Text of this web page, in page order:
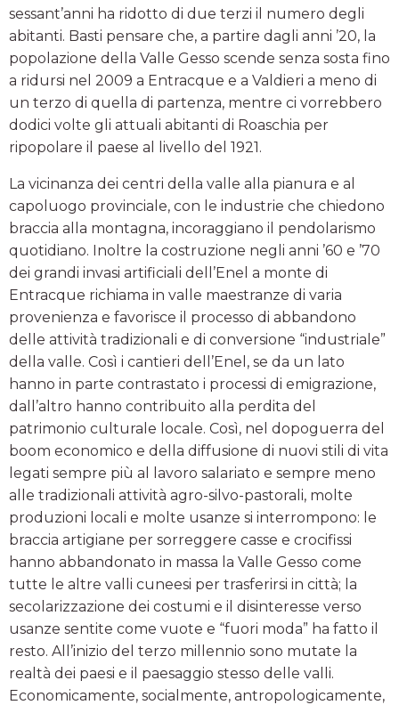
sessant’anni ha ridotto di due terzi il numero degli
abitanti. Basti pensare che, a partire dagli anni ’20, la
popolazione della Valle Gesso scende senza sosta fino
a ridursi nel 2009 a Entracque e a Valdieri a meno di
un terzo di quella di partenza, mentre ci vorrebbero
dodici volte gli attuali abitanti di Roaschia per
ripopolare il paese al livello del 1921.
La vicinanza dei centri della valle alla pianura e al
capoluogo provinciale, con le industrie che chiedono
braccia alla montagna, incoraggiano il pendolarismo
quotidiano. Inoltre la costruzione negli anni ’60 e ’70
dei grandi invasi artificiali dell’Enel a monte di
Entracque richiama in valle maestranze di varia
provenienza e favorisce il processo di abbandono
delle attività tradizionali e di conversione “industriale”
della valle. Così i cantieri dell’Enel, se da un lato
hanno in parte contrastato i processi di emigrazione,
dall’altro hanno contribuito alla perdita del
patrimonio culturale locale. Così, nel dopoguerra del
boom economico e della diffusione di nuovi stili di vita
legati sempre più al lavoro salariato e sempre meno
alle tradizionali attività agro-silvo-pastorali, molte
produzioni locali e molte usanze si interrompono: le
braccia artigiane per sorreggere casse e crocifissi
hanno abbandonato in massa la Valle Gesso come
tutte le altre valli cuneesi per trasferirsi in città; la
secolarizzazione dei costumi e il disinteresse verso
usanze sentite come vuote e “fuori moda” ha fatto il
resto. All’inizio del terzo millennio sono mutate la
realtà dei paesi e il paesaggio stesso delle valli.
Economicamente, socialmente, antropologicamente,